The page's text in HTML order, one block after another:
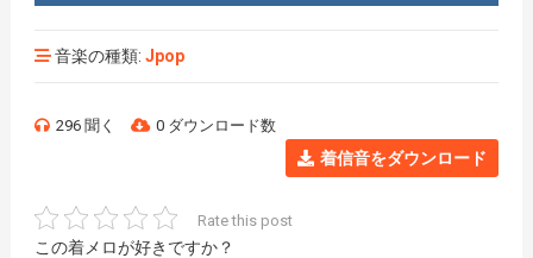
音楽の種類: Jpop
296 聞く 0 ダウンロード数
着信音をダウンロード
Rate this post
この着メロが好きですか？